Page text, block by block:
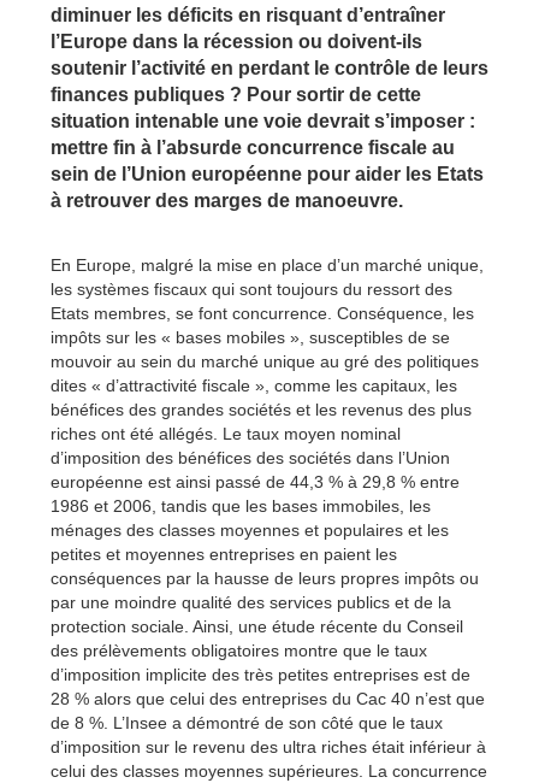
diminuer les déficits en risquant d’entraîner
l’Europe dans la récession ou doivent-ils
soutenir l’activité en perdant le contrôle de leurs
finances publiques ? Pour sortir de cette
situation intenable une voie devrait s’imposer :
mettre fin à l’absurde concurrence fiscale au
sein de l’Union européenne pour aider les Etats
à retrouver des marges de manoeuvre.
En Europe, malgré la mise en place d’un marché unique,
les systèmes fiscaux qui sont toujours du ressort des
Etats membres, se font concurrence. Conséquence, les
impôts sur les « bases mobiles », susceptibles de se
mouvoir au sein du marché unique au gré des politiques
dites « d’attractivité fiscale », comme les capitaux, les
bénéfices des grandes sociétés et les revenus des plus
riches ont été allégés. Le taux moyen nominal
d’imposition des bénéfices des sociétés dans l’Union
européenne est ainsi passé de 44,3 % à 29,8 % entre
1986 et 2006, tandis que les bases immobiles, les
ménages des classes moyennes et populaires et les
petites et moyennes entreprises en paient les
conséquences par la hausse de leurs propres impôts ou
par une moindre qualité des services publics et de la
protection sociale. Ainsi, une étude récente du Conseil
des prélèvements obligatoires montre que le taux
d’imposition implicite des très petites entreprises est de
28 % alors que celui des entreprises du Cac 40 n’est que
de 8 %. L’Insee a démontré de son côté que le taux
d’imposition sur le revenu des ultra riches était inférieur à
celui des classes moyennes supérieures. La concurrence